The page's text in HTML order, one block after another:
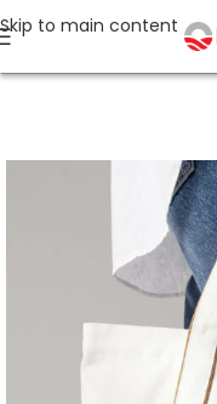
Skip to main content